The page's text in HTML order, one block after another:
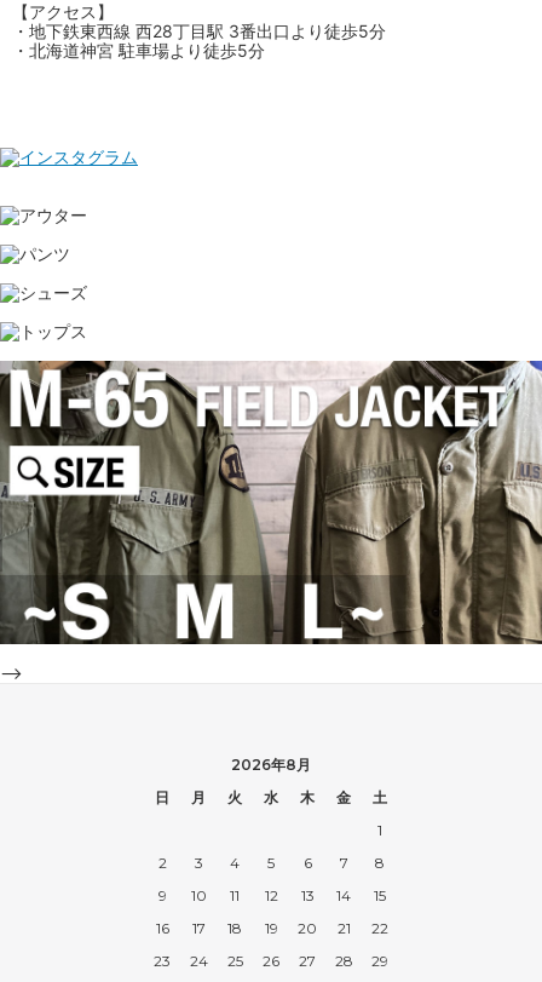
【アクセス】
・地下鉄東西線 西28丁目駅 3番出口より徒歩5分
・北海道神宮 駐車場より徒歩5分
-->
2026年8月
日
月 火 水 木 金
土
1
2
3 4 5 6 7
8
9
10 11 12 13 14
15
16
17 18 19 20 21
22
23
24 25 26 27 28
29